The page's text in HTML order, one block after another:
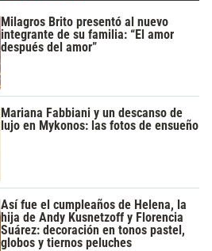
Milagros Brito presentó al nuevo
integrante de su familia: “El amor
después del amor”
Mariana Fabbiani y un descanso de
lujo en Mykonos: las fotos de ensueño
Así fue el cumpleaños de Helena, la
hija de Andy Kusnetzoff y Florencia
Suárez: decoración en tonos pastel,
globos y tiernos peluches